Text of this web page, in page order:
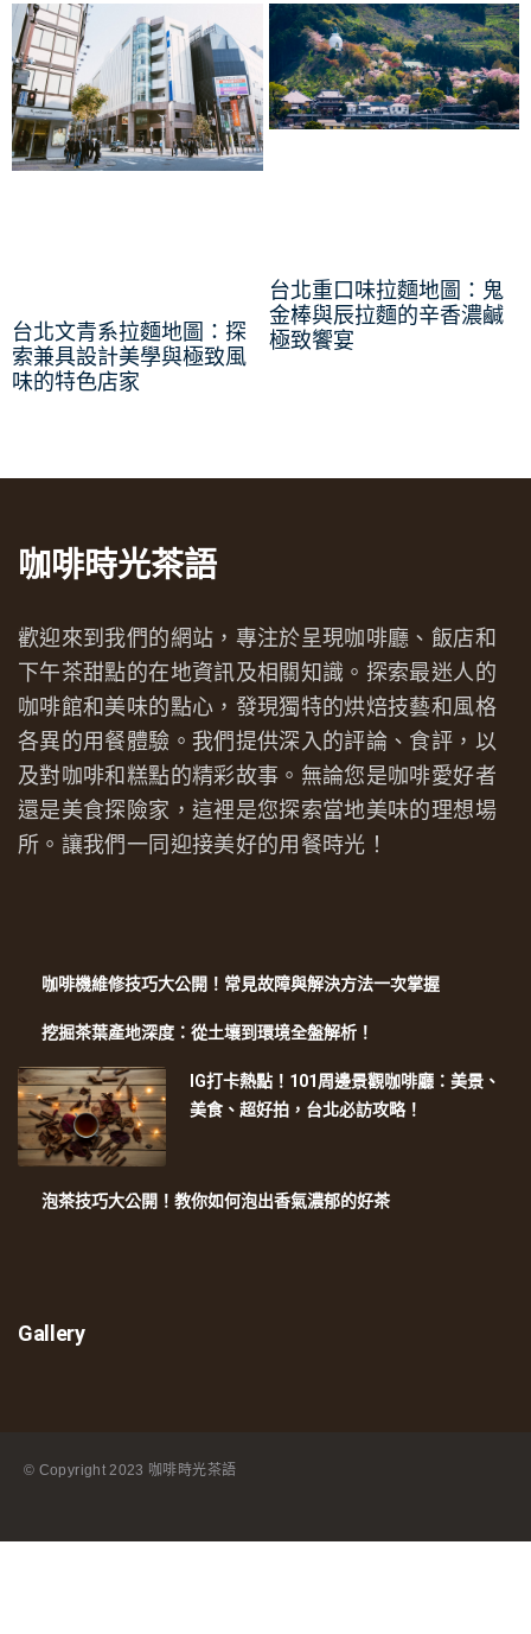
台北文青系拉麵地圖：探
索兼具設計美學與極致風
味的特色店家
台北重口味拉麵地圖：鬼
金棒與辰拉麵的辛香濃鹹
極致饗宴
咖啡時光茶語
歡迎來到我們的網站，專注於呈現咖啡廳、飯店和
下午茶甜點的在地資訊及相關知識。探索最迷人的
咖啡館和美味的點心，發現獨特的烘焙技藝和風格
各異的用餐體驗。我們提供深入的評論、食評，以
及對咖啡和糕點的精彩故事。無論您是咖啡愛好者
還是美食探險家，這裡是您探索當地美味的理想場
所。讓我們一同迎接美好的用餐時光！
咖啡機維修技巧大公開！常見故障與解決方法一次掌握
挖掘茶葉產地深度：從土壤到環境全盤解析！
IG打卡熱點！101周邊景觀咖啡廳：美景、
美食、超好拍，台北必訪攻略！
泡茶技巧大公開！教你如何泡出香氣濃郁的好茶
Gallery
© Copyright2023 咖啡時光茶語